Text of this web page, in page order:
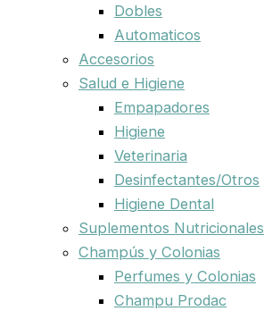
Dobles
Automaticos
Accesorios
Salud e Higiene
Empapadores
Higiene
Veterinaria
Desinfectantes/Otros
Higiene Dental
Suplementos Nutricionales
Champús y Colonias
Perfumes y Colonias
Champu Prodac